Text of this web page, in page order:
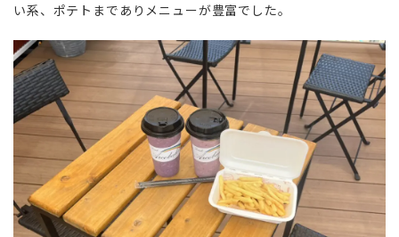
い系、ポテトまでありメニューが豊富でした。